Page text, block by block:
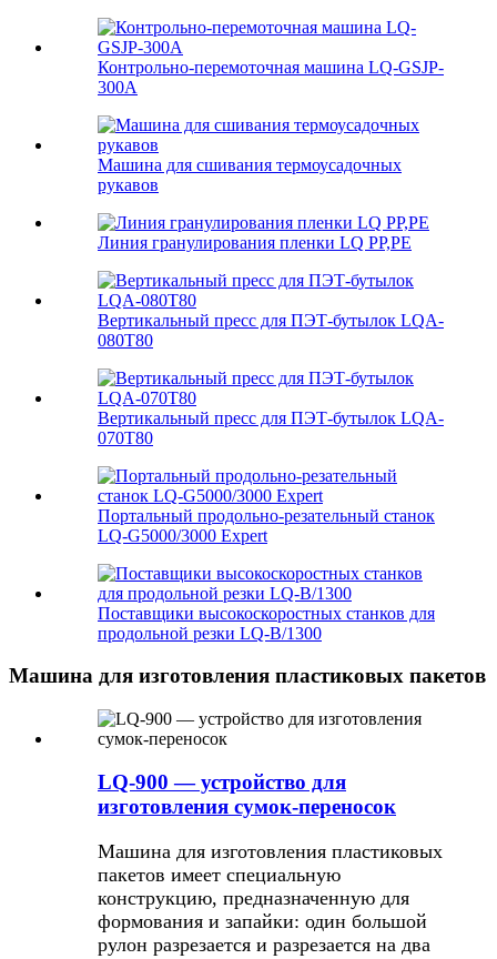
Контрольно-перемоточная машина LQ-GSJP-
300A
Машина для сшивания термоусадочных
рукавов
Линия гранулирования пленки LQ PP,PE
Вертикальный пресс для ПЭТ-бутылок LQA-
080T80
Вертикальный пресс для ПЭТ-бутылок LQA-
070T80
Портальный продольно-резательный станок
LQ-G5000/3000 Expert
Поставщики высокоскоростных станков для
продольной резки LQ-B/1300
Машина для изготовления пластиковых пакетов
LQ-900 — устройство для
изготовления сумок-переносок
Машина для изготовления пластиковых
пакетов имеет специальную
конструкцию, предназначенную для
формования и запайки: один большой
рулон разрезается и разрезается на два